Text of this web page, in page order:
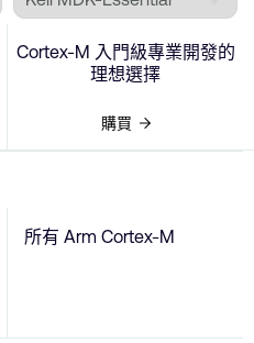
Cortex-M 入門級專業開發的
理想選擇
購買
所有 Arm Cortex-M